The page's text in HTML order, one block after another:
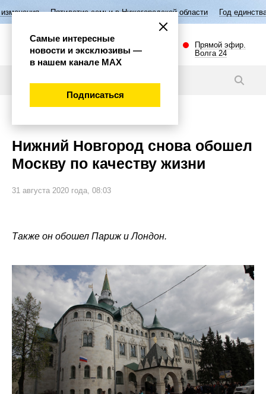
Пятилетие семьи в Нижегородской области Год единства народов
Прямой эфир.
Волга 24
Нижний Новгород снова обошел
Москву по качеству жизни
31 августа 2020 года, 08:03
Также он обошел Париж и Лондон.
Самые интересные
новости и эксклюзивы —
в нашем канале МАХ
Подписаться